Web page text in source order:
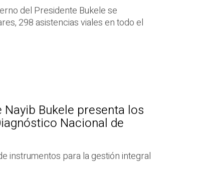
del Presidente Bukele se
298 asistencias viales en todo el
Bukele presenta los
Nacional de
instrumentos para la gestión integral